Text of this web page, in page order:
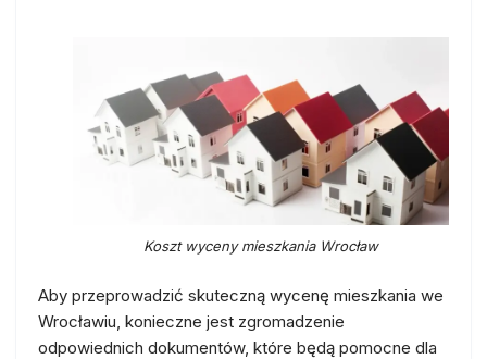
Koszt wyceny mieszkania Wrocław
Aby przeprowadzić skuteczną wycenę mieszkania we
Wrocławiu, konieczne jest zgromadzenie
odpowiednich dokumentów, które będą pomocne dla